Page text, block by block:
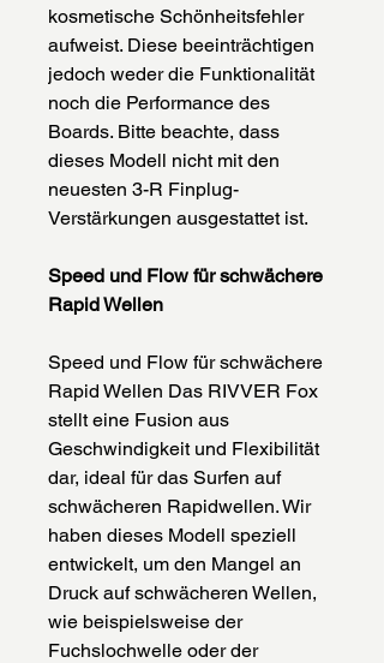
kosmetische Schönheitsfehler
aufweist. Diese beeinträchtigen
jedoch weder die Funktionalität
noch die Performance des
Boards. Bitte beachte, dass
dieses Modell nicht mit den
neuesten 3-R Finplug-
Verstärkungen ausgestattet ist.
Speed und Flow für schwächere
Rapid Wellen
Speed und Flow für schwächere
Rapid Wellen Das RIVVER Fox
stellt eine Fusion aus
Geschwindigkeit und Flexibilität
dar, ideal für das Surfen auf
schwächeren Rapidwellen. Wir
haben dieses Modell speziell
entwickelt, um den Mangel an
Druck auf schwächeren Wellen,
wie beispielsweise der
Fuchslochwelle oder der